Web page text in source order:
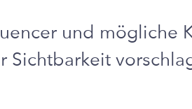
und mögliche
Sichtbarkeit